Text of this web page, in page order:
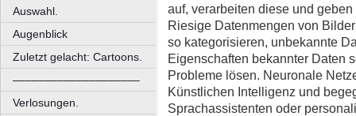
Auswahl.
Augenblick
Zuletzt gelacht: Cartoons.
––––––––––––––––––––
Verlosungen.
auf, verarbeiten diese und
Riesige Datenmengen von
so kategorisieren, unbekannte
Eigenschaften bekannter Daten
Probleme lösen. Neuronale
Künstlichen Intelligenz und
Sprachassistenten oder